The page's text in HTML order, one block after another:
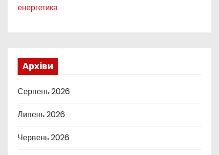
енергетика
Архіви
Серпень 2026
Липень 2026
Червень 2026